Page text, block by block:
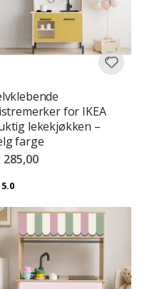
for IKEA
lekekjøkken –
farge
285,00
5.0